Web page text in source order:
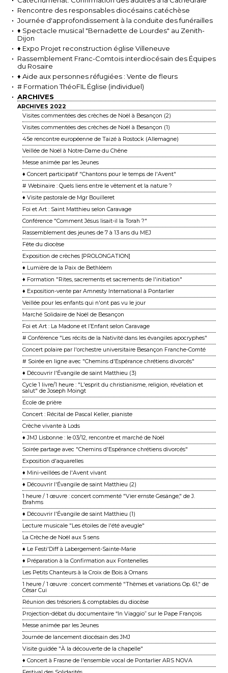
Rencontre des responsables diocésains catéchèse
Journée d'approfondissement à la conduite des funérailles
♦ Spectacle musical "Bernadette de Lourdes" au Zenith-
Dijon
♦ Expo Projet reconstruction église Villeneuve
Rassemblement Franc-Comtois interdiocésain des Équipes
du Rosaire
♦ Aide aux personnes réfugiées : Vente de fleurs
# Formation ThéoFIL Église (individuel)
ARCHIVES
ARCHIVES 2022
Visites commentées des crèches de Noël à Besançon (2)
Visites commentées des crèches de Noël à Besançon (1)
45e rencontre européenne de Taizé à Rostock (Allemagne)
Veillée de Noël à Notre-Dame du Chêne
Messe animée par les Jeunes
♦ Concert participatif "Chantons pour le temps de l'Avent"
# Webinaire : Quels liens entre le vêtement et la nature ?
♦ Visite pastorale de Mgr Bouilleret
Foi et Art : Saint Matthieu selon Caravage
Conférence "Comment Jésus lisait-il la Torah ?"
Rassemblement des jeunes de 7 à 13 ans du MEJ
Fête du diocèse
Exposition de crèches [PROLONGATION]
♦ Lumière de la Paix de Bethléem
♦ Formation "Rites, sacrements et sacrements de l'initiation"
♦ Exposition-vente par Amnesty International à Pontarlier
Veillée pour les enfants qui n'ont pas vu le jour
Marché Solidaire de Noël de Besançon
Foi et Art : La Madone et l’Enfant selon Caravage
# Conférence "Les récits de la Nativité dans les évangiles apocryphes"
Concert polaire par l'orchestre universitaire Besançon Franche-Comté
# Soirée en ligne avec "Chemins d'Espérance chrétiens divorcés"
♦ Découvrir l'Évangile de saint Matthieu (3)
Cycle 1 livre/1 heure : "L'esprit du christianisme, religion, révélation et
salut" de Joseph Moingt
École de prière
Concert : Récital de Pascal Keller, pianiste
Crèche vivante à Lods
♦ JMJ Lisbonne : le 03/12, rencontre et marché de Noël
Soirée partage avec "Chemins d'Espérance chrétiens divorcés"
Exposition d'aquarelles
♦ Mini-veillées de l'Avent vivant
♦ Découvrir l'Évangile de saint Matthieu (2)
1 heure / 1 œuvre : concert commenté "Vier ernste Gesänge," de J.
Brahms
♦ Découvrir l'Évangile de saint Matthieu (1)
Lecture musicale "Les étoiles de l'été aveugle"
La Crèche de Noël aux 5 sens
♦ Le Festi'Diff à Labergement-Sainte-Marie
♦ Préparation à la Confirmation aux Fontenelles
Les Petits Chanteurs à la Croix de Bois à Ornans
1 heure / 1 œuvre : concert commenté "Thèmes et variations Op. 61," de
César Cui
Réunion des trésoriers & comptables du diocèse
Projection-débat du documentaire “In Viaggio” sur le Pape François
Messe animée par les Jeunes
Journée de lancement diocésain des JMJ
Visite guidée "À la découverte de la chapelle"
♦ Concert à Frasne de l'ensemble vocal de Pontarlier ARS NOVA